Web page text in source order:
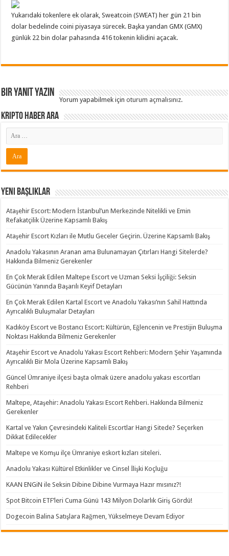
Yukarıdaki tokenlere ek olarak, Sweatcoin (SWEAT) her gün 21 bin
dolar bedelinde coini piyasaya sürecek. Başka yandan GMX (GMX)
günlük 22 bin dolar pahasında 416 tokenin kilidini açacak.
Bir yanıt yazın
Yorum yapabilmek içinoturum açmalısınız.
Kripto Haber ARA
Yeni Başlıklar
Ataşehir Escort: Modern İstanbul’un Merkezinde Nitelikli ve Emin
Refakatçilik Üzerine Kapsamlı Bakış
Ataşehir Escort Kızları ile Mutlu Geceler Geçirin. Üzerine Kapsamlı Bakış
Anadolu Yakasının Aranan ama Bulunamayan Çıtırları Hangi Sitelerde?
Hakkında Bilmeniz Gerekenler
En Çok Merak Edilen Maltepe Escort ve Uzman Seksi İşçiliği: Seksin
Gücünün Yanında Başarılı Keyif Detayları
En Çok Merak Edilen Kartal Escort ve Anadolu Yakası’nın Sahil Hattında
Ayrıcalıklı Buluşmalar Detayları
Kadıköy Escort ve Bostancı Escort: Kültürün, Eğlencenin ve Prestijin Buluşma
Noktası Hakkında Bilmeniz Gerekenler
Ataşehir Escort ve Anadolu Yakası Escort Rehberi: Modern Şehir Yaşamında
Ayrıcalıklı Bir Mola Üzerine Kapsamlı Bakış
Güncel Ümraniye ilçesi başta olmak üzere anadolu yakası escortları
Rehberi
Maltepe, Ataşehir: Anadolu Yakası Escort Rehberi. Hakkında Bilmeniz
Gerekenler
Kartal ve Yakın Çevresindeki Kaliteli Escortlar Hangi Sitede? Seçerken
Dikkat Edilecekler
Maltepe ve Komşu ilçe Ümraniye eskort kızları siteleri.
Anadolu Yakası Kültürel Etkinlikler ve Cinsel İlişki Koçluğu
KAAN ENGiN ile Seksin Dibine Dibine Vurmaya Hazır mısınız?!
Spot Bitcoin ETF’leri Cuma Günü 143 Milyon Dolarlık Giriş Gördü!
Dogecoin Balina Satışlara Rağmen, Yükselmeye Devam Ediyor